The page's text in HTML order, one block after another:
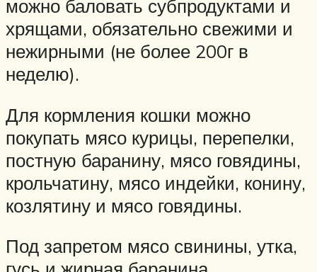
можно баловать субпродуктами и
хрящами, обязательно свежими и
нежирными (не более 200г в
неделю).
Для кормления кошки можно
покупать мясо курицы, перепелки,
постную баранину, мясо говядины,
крольчатину, мясо индейки, конину,
козлятину и мясо говядины.
Под запретом мясо свинины, утка,